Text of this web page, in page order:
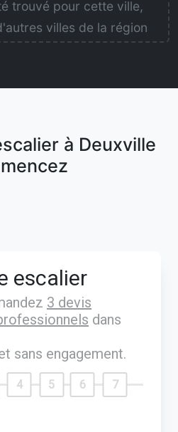
trouvé pour cette ville,
villes de la région
à Deuxville
escalier
3 devis
dans
sans engagement.
4 5 6 7